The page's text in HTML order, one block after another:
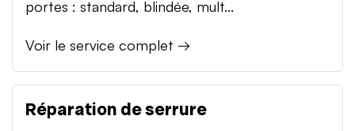
portes : standard, blindée, mult...
Voir le service complet →
Réparation de serrure